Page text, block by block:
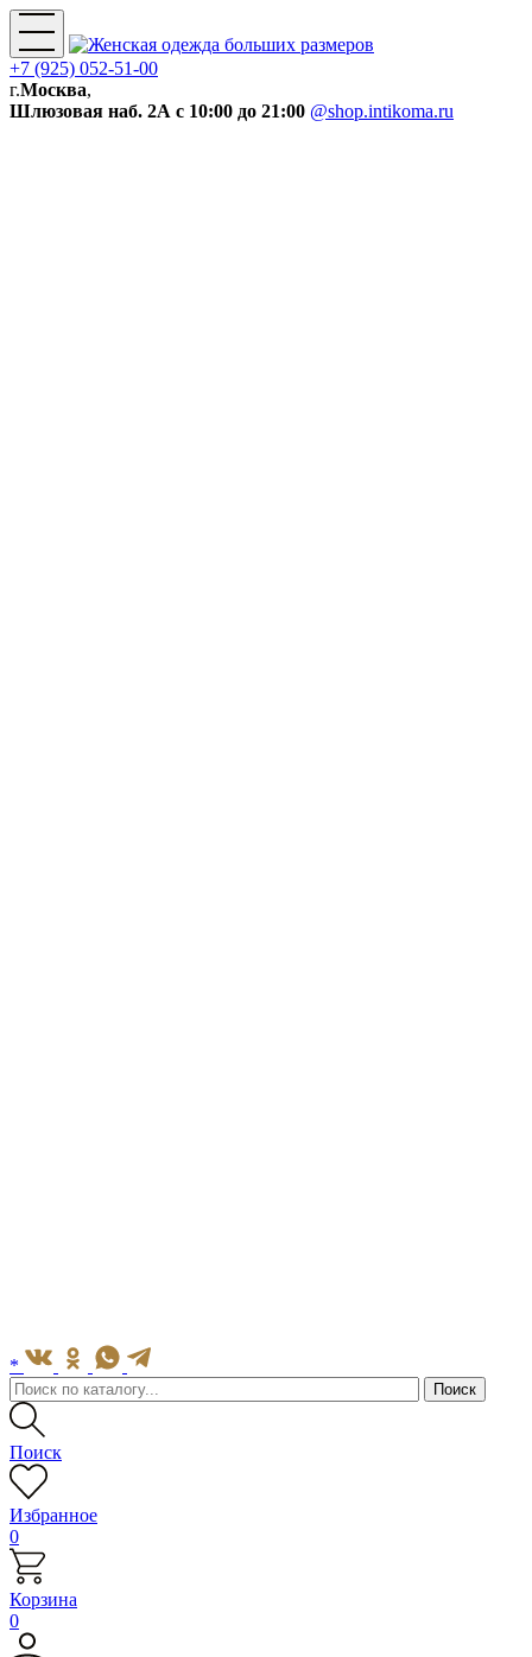
+7 (925) 052-51-00
г.Москва,
Шлюзовая наб. 2А с 10:00 до 21:00 @shop.intikoma.ru
*
Поиск
Избранное
0
Корзина
0